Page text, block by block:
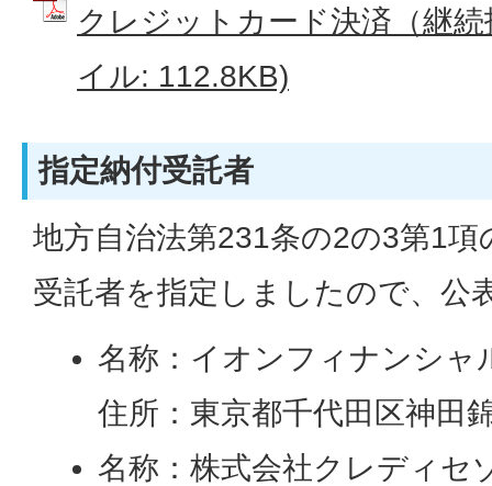
クレジットカード決済（継
イル: 112.8KB)
指定納付受託者
地方自治法第231条の2の3第1
受託者を指定しましたので、公
名称：イオンフィナンシャ
住所：東京都千代田区神田
名称：株式会社クレディセ